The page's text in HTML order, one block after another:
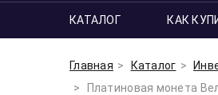
КАТАЛОГ КАК
Главная Каталог
Платиновая монета